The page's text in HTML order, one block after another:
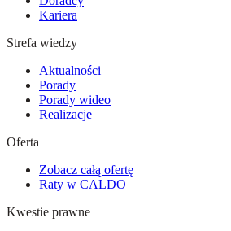
Kariera
Strefa wiedzy
Aktualności
Porady
Porady wideo
Realizacje
Oferta
Zobacz całą ofertę
Raty w CALDO
Kwestie prawne